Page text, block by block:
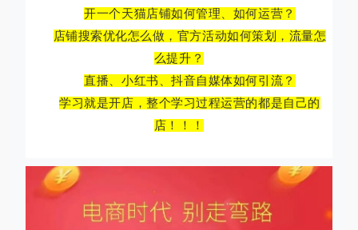
开一个天猫店铺如何管理、如何运营？
店铺搜索优化怎么做，官方活动如何策划，流量怎
么提升？
直播、小红书、抖音自媒体如何引流？
学习就是开店，整个学习过程运营的都是自己的
店！！！